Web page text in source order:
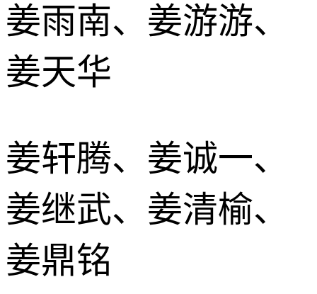
姜雨南、姜游游、
姜天华
姜轩腾、姜诚一、
姜继武、姜清榆、
姜鼎铭